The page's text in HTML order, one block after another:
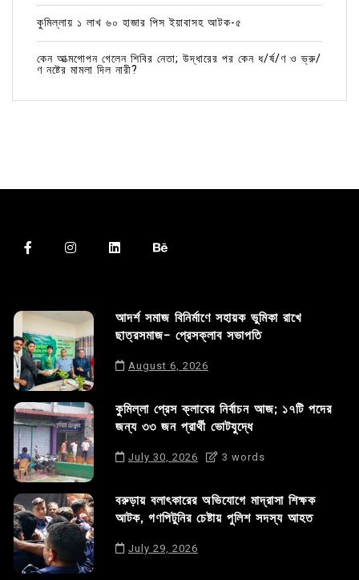
কুমিল্লায় ১ লাখ ৬০ হাজার পিস ইয়াবাসহ আটক-৫
কেন আত্মগোপন গেলেন শিবির নেতা; উদ্ধারের পর কেন ধ/র্ষ/ণ ও ভ্রু/
ণ নষ্টের মামলা দিল নারী?
আদর্শ সমাজ বিনির্মাণে সহায়ক ভুমিকা রাখে
ছাত্রসমাজ- প্রেসক্লাব সভাপতি
August 6, 2026
কুমিল্লা প্রেস ক্লাবের নির্বাচন আজ; ১৭টি পদের
জন্য ৩৩ জন প্রার্থী ভোটযুদ্ধে
July 30, 2026 3 words
বরুড়ায় বলাৎকারের অভিযোগে মাদ্রাসা শিক্ষক
আটক, গণপিটুনির চেষ্টায় পুলিশ সদস্য আহত
July 29, 2026